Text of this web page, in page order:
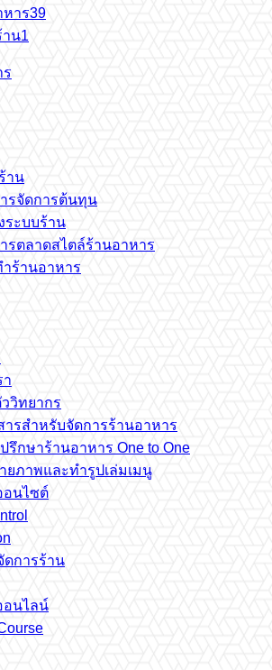
หาร39
าน1
าน
รจัดการต้นทุน
ระบบร้าน
รตลาดสไตล์ร้านอาหาร
ร้านอาหาร
า
วิทยากร
ารสำหรับจัดการร้านอาหาร
รึกษาร้านอาหาร One to One
ยภาพและทำรูปเล่มเมนู
อนไซต์
การร้าน
อนไลน์